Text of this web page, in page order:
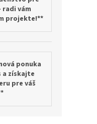
vám
projekte!**
ponuka
získajte
pre váš